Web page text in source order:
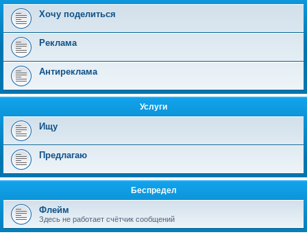
Хочу поделиться
Реклама
Антиреклама
Услуги
Ищу
Предлагаю
Беспредел
Флейм
Здесь не работает счётчик сообщений